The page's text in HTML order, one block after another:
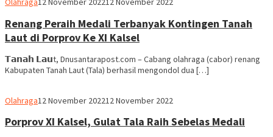
Renang Peraih Medali Terbanyak Kontingen Tanah
Laut di Porprov Ke XI Kalsel
𝗧𝗮𝗻𝗮𝗵 𝗟𝗮𝘂t, Dnusantarapost.com – Cabang olahraga (cabor) renang
Kabupaten Tanah Laut (Tala) berhasil mengondol dua […]
OlahragaBen
12 November 202212 November 2022
Porprov XI Kalsel, Gulat Tala Raih Sebelas Medali